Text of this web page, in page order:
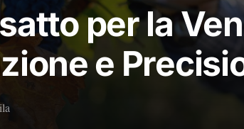
per la
e